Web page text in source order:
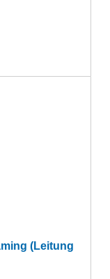
(Leitung